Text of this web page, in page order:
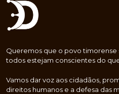
Queremos que o povo
todos estejam conscientes do
Vamos dar voz aos cidadãos,
direitos humanos e a defesa das